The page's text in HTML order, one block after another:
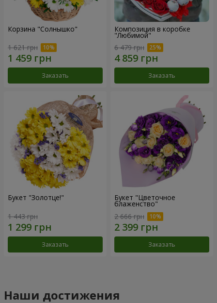
Корзина "Солнышко"
1 621 грн
Заказать
Композиция в коробке
"Любимой"
6 479 грн
Заказать
Букет "Золотце!"
1 443 грн
Заказать
Букет "Цветочное
блаженство"
2 666 грн
Заказать
Наши достижения